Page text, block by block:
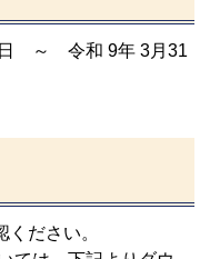
～ 令和 9年 3月31
ださい。